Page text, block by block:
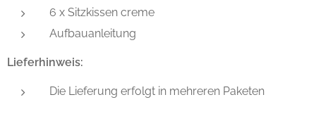
6 x Sitzkissen creme
Aufbauanleitung
Lieferhinweis:
Die Lieferung erfolgt in mehreren Paketen